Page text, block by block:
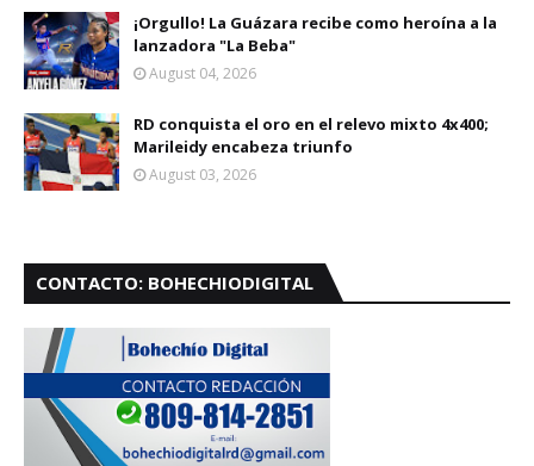
¡Orgullo! La Guázara recibe como heroína a la
lanzadora "La Beba"
August 04, 2026
RD conquista el oro en el relevo mixto 4x400;
Marileidy encabeza triunfo
August 03, 2026
CONTACTO: BOHECHIODIGITAL